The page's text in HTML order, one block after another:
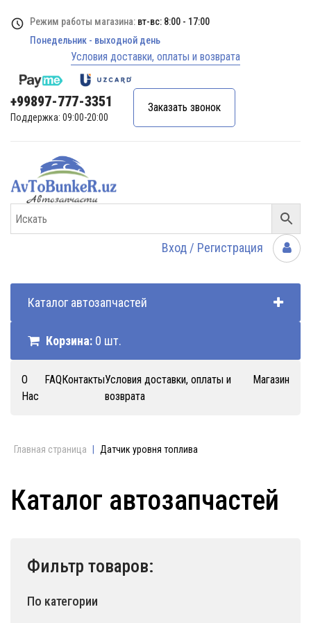
Режим работы магазина: вт-вс: 8:00 - 17:00
Понедельник - выходной день
Условия доставки, оплаты и возврата
+99897-777-3351
Поддержка: 09:00-20:00
Заказать звонок
Вход / Регистрация
Каталог автозапчастей
Корзина: 0 шт.
О
Нас
FAQКонтактыУсловия доставки, оплаты и
возврата
Магазин
Главная страница Датчик уровня топлива
Каталог автозапчастей
Фильтр товаров:
По категории